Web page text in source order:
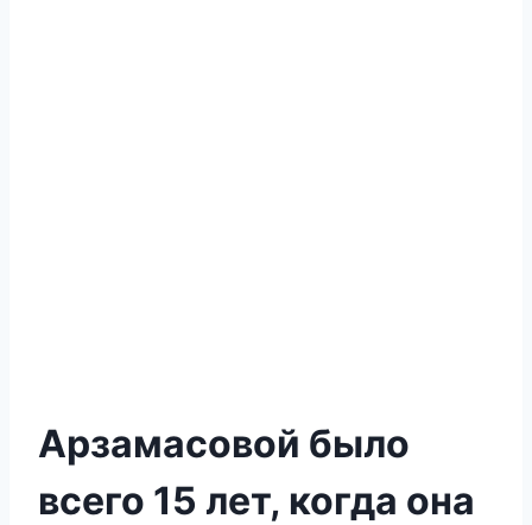
Арзамасовой было
всего 15 лет, когда она